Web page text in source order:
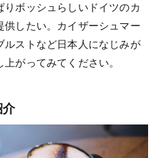
ボッシュらしいドイツのカ
供したい。カイザーシュマー
ルストなど日本人になじみが
がってみてください。
介